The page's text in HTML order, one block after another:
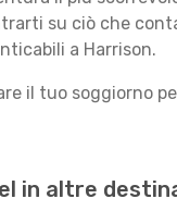
su ciò che
a Harrison.
il tuo soggiorno
in altre